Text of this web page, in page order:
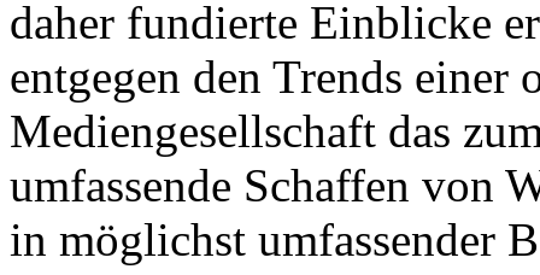
daher fundierte Einblicke
entgegen den Trends einer
Mediengesellschaft das
umfassende Schaffen von
in möglichst umfassender